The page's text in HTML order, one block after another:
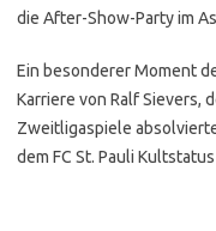
die After-Show-Party im
Ein besonderer Moment
Karriere von Ralf Sievers,
Zweitligaspiele
dem FC St. Pauli